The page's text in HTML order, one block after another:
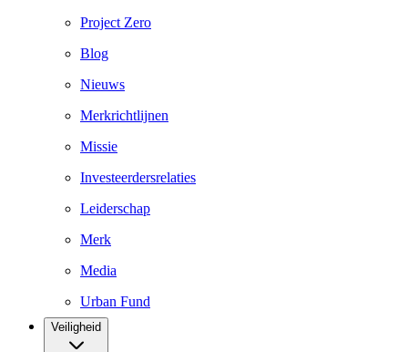
Project Zero
Blog
Nieuws
Merkrichtlijnen
Missie
Investeerdersrelaties
Leiderschap
Merk
Media
Urban Fund
Veiligheid